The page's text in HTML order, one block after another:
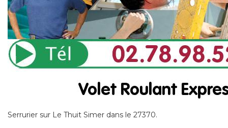
Serrurier sur Le Thuit Simer dans le 27370.